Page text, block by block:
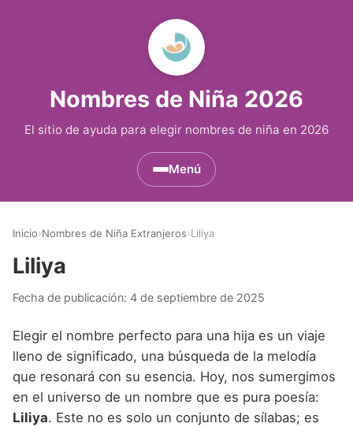
Nombres de Niña 2026
El sitio de ayuda para elegir nombres de niña en 2026
Menú
Nombres de Niña que empiezan por D
Nombres de Niña que empiezan por E
Nombres de Niña que empiezan por F
Nombres de Niña Egipcios
Nombres de Niña Griegos
Nombres de Niña Mitológicos
Nombres de Niña Americanos
Nombres de Niña Chinos
Nombres de Niña Franceses
Nombres de Niña Andaluces
Nombres de Niña Aragoneses
Nombres de Niña Asturianos
Buscar
Inicio›Nombres de Niña Extranjeros›Liliya
Liliya
Fecha de publicación: 4 de septiembre de 2025
Elegir el nombre perfecto para una hija es un viaje
lleno de significado, una búsqueda de la melodía
que resonará con su esencia. Hoy, nos sumergimos
en el universo de un nombre que es pura poesía:
Liliya. Este no es solo un conjunto de sílabas; es